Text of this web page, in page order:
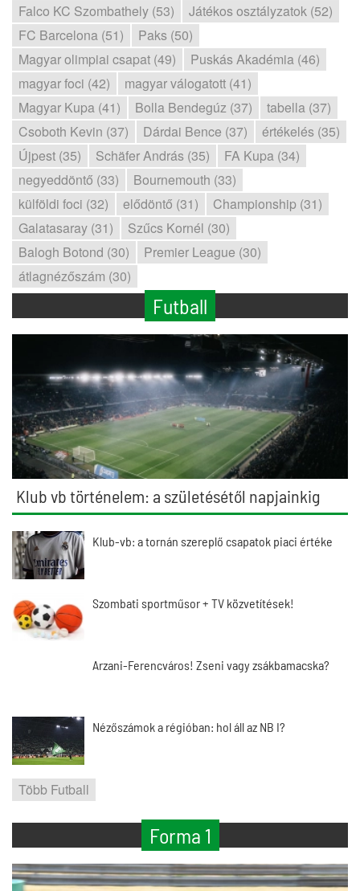
Falco KC Szombathely (53)
Játékos osztályzatok (52)
FC Barcelona (51)
Paks (50)
Magyar olimpiai csapat (49)
Puskás Akadémia (46)
magyar foci (42)
magyar válogatott (41)
Magyar Kupa (41)
Bolla Bendegúz (37)
tabella (37)
Csoboth Kevin (37)
Dárdai Bence (37)
értékelés (35)
Újpest (35)
Schäfer András (35)
FA Kupa (34)
negyeddöntő (33)
Bournemouth (33)
külföldi foci (32)
elődöntő (31)
Championship (31)
Galatasaray (31)
Szűcs Kornél (30)
Balogh Botond (30)
Premier League (30)
átlagnézőszám (30)
Futball
Klub vb történelem: a születésétől napjainkig
Klub-vb: a tornán szereplő csapatok piaci értéke
Szombati sportműsor + TV közvetítések!
Arzani-Ferencváros! Zseni vagy zsákbamacska?
Nézőszámok a régióban: hol áll az NB I?
Több Futball
Forma 1